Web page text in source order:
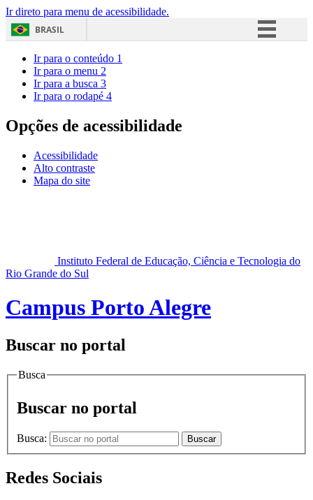
Ir direto para menu de acessibilidade.
BRASIL
Acesso à informação
Ir para o conteúdo 1
Ir para o menu 2
Ir para a busca 3
Ir para o rodapé 4
Opções de acessibilidade
Acessibilidade
Alto contraste
Mapa do site
Instituto Federal de Educação, Ciência e Tecnologia do
Rio Grande do Sul
Campus Porto Alegre
Buscar no portal
Busca
Buscar no portal
Busca: Buscar
Redes Sociais